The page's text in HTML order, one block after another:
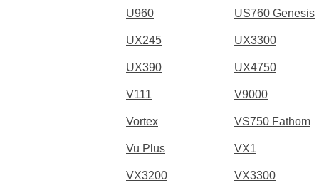
U960 US760 Genesis
UX245 UX3300
UX390 UX4750
V111 V9000
Vortex VS750 Fathom
Vu Plus VX1
VX3200 VX3300